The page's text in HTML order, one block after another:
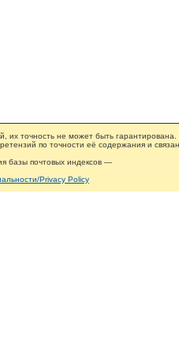
точность не может быть гарантирована.
по точности её содержания и
базы почтовых индексов —
Privacy Policy